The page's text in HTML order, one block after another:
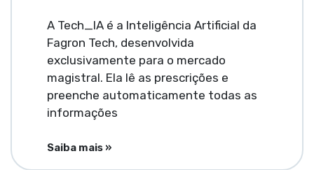
A Tech_IA é a Inteligência Artificial da
Fagron Tech, desenvolvida
exclusivamente para o mercado
magistral. Ela lê as prescrições e
preenche automaticamente todas as
informações
Saiba mais »